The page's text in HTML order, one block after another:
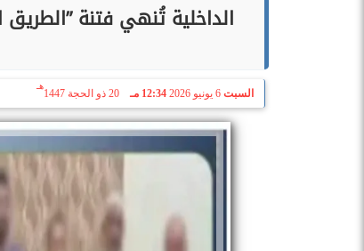
الداخلية تُنهي فتنة
السبت 6 يونيو 2026 12:34 مـ 20 ذو الحجة 1447
هـ